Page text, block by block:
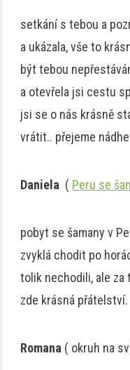
setkání s tebou a
a ukázala, vše to
být tebou
a otevřela jsi cestu
jsi se o nás krásně
vrátit.. přejeme
Daniela ( Peru se
pobyt se šamany v
zvyklá chodit po
tolik nechodili, ale za
zde krásná přátelství.
Romana ( okruh na